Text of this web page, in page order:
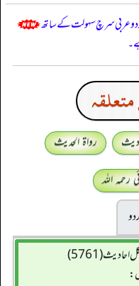
اردو عربی سرچ سہولت کے ساتھ
رواۃ الحدیث
اللہ
(5761)